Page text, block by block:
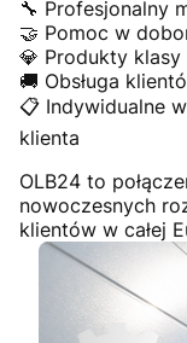
🔧 Profesjonalny
🤝 Pomoc w
💎 Produkty klasy
🚚 Obsługa
📋 Indywidualne
klienta
OLB24 to
nowoczesnych
klientów w całej